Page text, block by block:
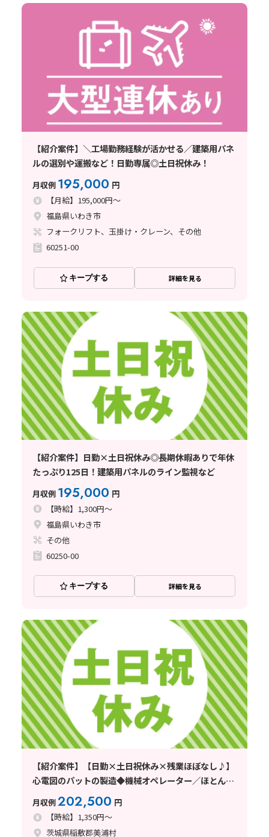
【紹介案件】＼工場勤務経験が活かせる／建築用パネ
ルの選別や運搬など！日勤専属◎土日祝休み！
月収例 195,000 円
【月給】195,000円～
福島県いわき市
フォークリフト、玉掛け・クレーン、その他
60251-00
キープする 詳細を見る
【紹介案件】日勤×土日祝休み◎長期休暇ありで年休
たっぷり125日！建築用パネルのライン監視など
月収例 195,000 円
【時給】1,300円～
福島県いわき市
その他
60250-00
キープする 詳細を見る
【紹介案件】【日勤×土日祝休み×残業ほぼなし♪】
心電図のパットの製造◆機械オペレーター／ほとんど
の方が未経験スタート☆
月収例202,500 円
【時給】1,350円～
茨城県稲敷郡美浦村